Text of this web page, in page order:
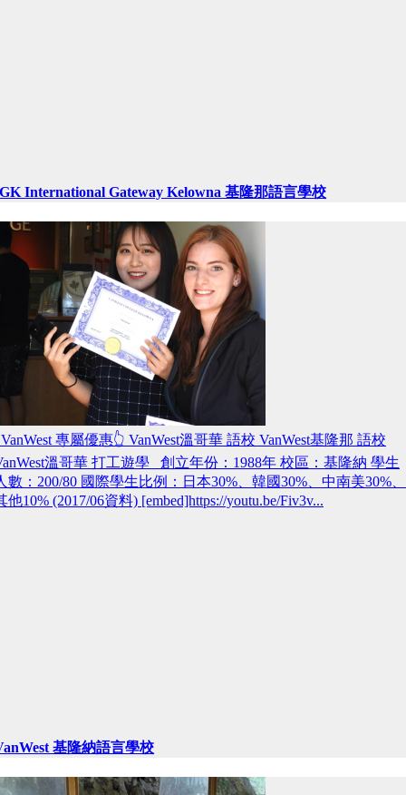
International Gateway Kelowna 基隆那語言學校
專屬優惠👆 VanWest溫哥華 語校 VanWest基隆那 語校
溫哥華 打工遊學 創立年份：1988年 校區：基隆納 學生
數：200/80 國際學生比例：日本30%、韓國30%、中南美30%、
他10% (2017/06資料) [embed]https://youtu.be/Fiv3v...
基隆納語言學校